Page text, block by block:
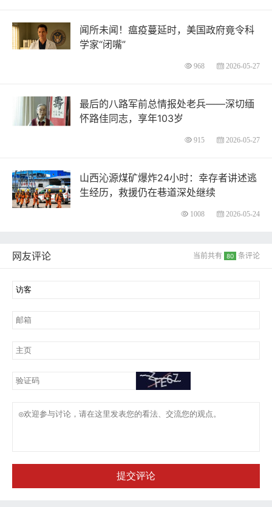
闻所未闻！瘟疫蔓延时，美国政府竟令科
学家“闭嘴”
968 2026-05-27
最后的八路军前总情报处老兵——深切缅
怀路佳同志，享年103岁
915 2026-05-27
山西沁源煤矿爆炸24小时：幸存者讲述逃
生经历，救援仍在巷道深处继续
1008 2026-05-24
网友评论 当前共有 80 条评论
提交评论